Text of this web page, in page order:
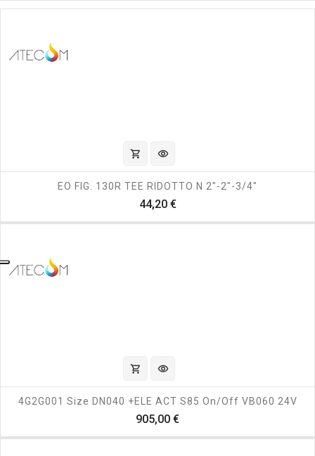
shopping_cart visibility
EO FIG. 130R TEE RIDOTTO N 2"-2"-3/4"
44,20 €Prezzo
shopping_cart visibility
4G2G001 Size DN040 +ELE ACT S85 On/off VB060 24V
905,00 €Prezzo